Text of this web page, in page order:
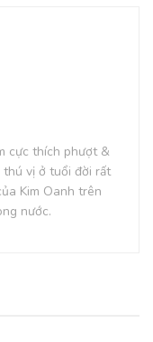
cực thích phượt &
thú vị ở tuổi đời rất
Kim Oanh trên
nước.